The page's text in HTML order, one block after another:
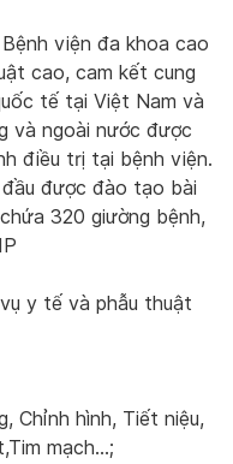
viện đa khoa cao
cao, cam kết cung
tế tại Việt Nam và
và ngoài nước được
điều trị tại bệnh viện.
được đào tạo bài
320 giường bệnh,
y tế và phẫu thuật
Chỉnh hình, Tiết niệu,
mạch…;